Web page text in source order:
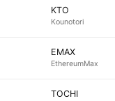
KTO
Kounotori
EMAX
EthereumMax
TOCHI